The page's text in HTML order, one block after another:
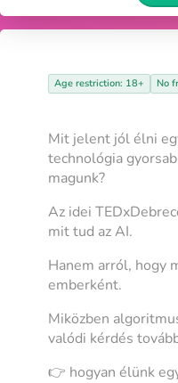
Age restriction: 18+ No
Mit jelent jól élni
technológia
magunk?
Az idei
mit tud az AI.
Hanem arról, hogy
emberként.
Miközben
valódi kérdés
👉 hogyan élünk